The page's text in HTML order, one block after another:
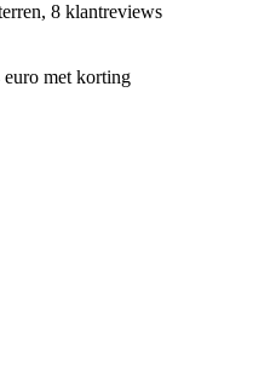
8 klantreviews
met korting